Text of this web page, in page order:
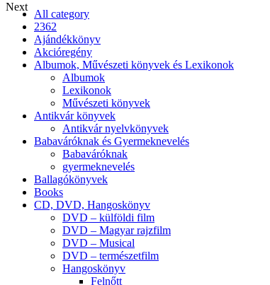
Next
All category
2362
Ajándékkönyv
Akcióregény
Albumok, Művészeti könyvek és Lexikonok
Albumok
Lexikonok
Művészeti könyvek
Antikvár könyvek
Antikvár nyelvkönyvek
Babaváróknak és Gyermeknevelés
Babaváróknak
gyermeknevelés
Ballagókönyvek
Books
CD, DVD, Hangoskönyv
DVD – külföldi film
DVD – Magyar rajzfilm
DVD – Musical
DVD – természetfilm
Hangoskönyv
Felnőtt